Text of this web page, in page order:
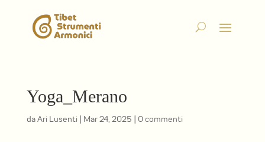
Yoga_Merano
daAri Lusenti | Mar 24, 2025 | 0 commenti